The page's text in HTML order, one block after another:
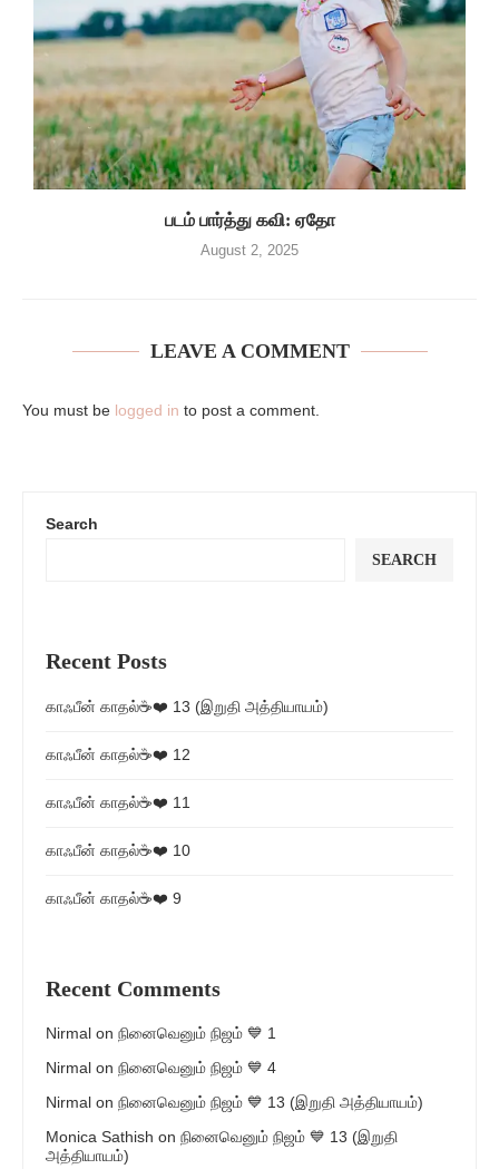
படம் பார்த்து கவி: ஏதோ
August 2, 2025
LEAVE A COMMENT
You must be logged in to post a comment.
Search
SEARCH
Recent Posts
காஃபீன் காதல்☕❤️ 13 (இறுதி அத்தியாயம்)
காஃபீன் காதல்☕❤️ 12
காஃபீன் காதல்☕❤️ 11
காஃபீன் காதல்☕❤️ 10
காஃபீன் காதல்☕❤️ 9
Recent Comments
Nirmal on நினைவெனும் நிஜம் 💙 1
Nirmal on நினைவெனும் நிஜம் 💙 4
Nirmal on நினைவெனும் நிஜம் 💙 13 (இறுதி அத்தியாயம்)
Monica Sathish on நினைவெனும் நிஜம் 💙 13 (இறுதி
அத்தியாயம்)